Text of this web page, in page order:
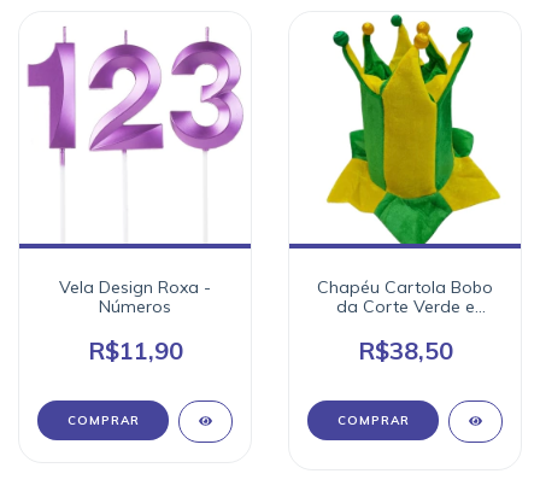
Vela Design Roxa -
Números
R$11,90
COMPRAR
Chapéu Cartola Bobo
da Corte Verde e
R$38,50